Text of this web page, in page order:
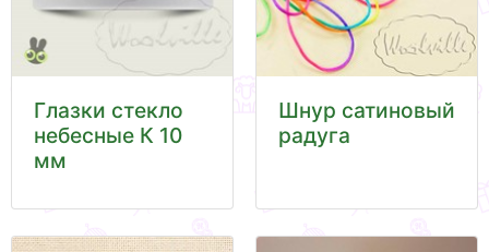
Глазки стекло
небесные К 10
мм
Шнур сатиновый
радуга